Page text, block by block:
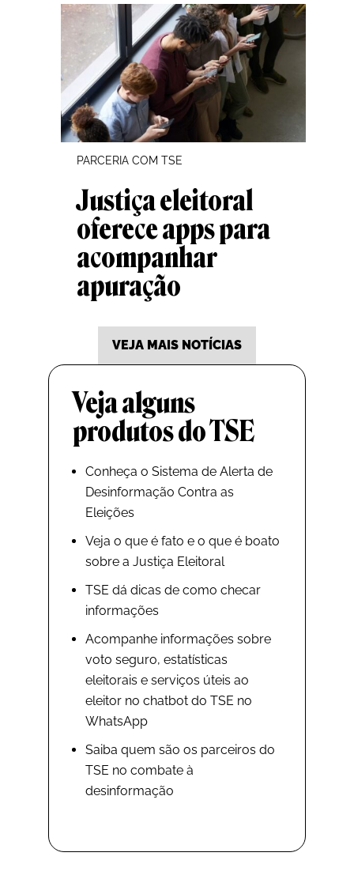
PARCERIA COM TSE
Justiça eleitoral
oferece apps para
acompanhar
apuração
VEJA MAIS NOTÍCIAS
Veja alguns
produtos do TSE
Conheça o Sistema de Alerta de
Desinformação Contra as
Eleições
Veja o que é fato e o que é boato
sobre a Justiça Eleitoral
TSE dá dicas de como checar
informações
Acompanhe informações sobre
voto seguro, estatísticas
eleitorais e serviços úteis ao
eleitor no chatbot do TSE no
WhatsApp
Saiba quem são os parceiros do
TSE no combate à
desinformação